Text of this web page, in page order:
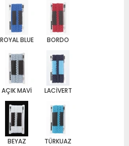
ROYAL BLUE BORDO
AÇIK MAVİ LACİVERT
BEYAZ TÜRKUAZ